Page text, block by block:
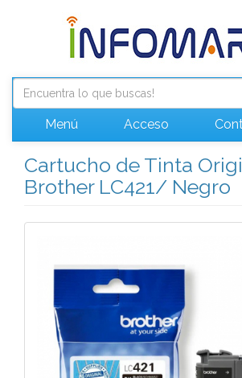
Menú Acceso
Cartucho de Tinta
Brother LC421/ Negro